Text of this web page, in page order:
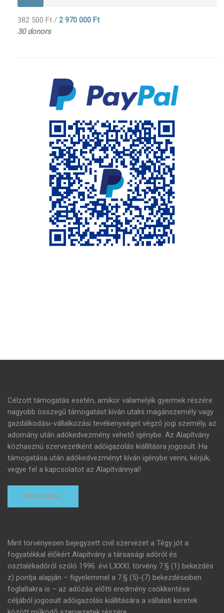
382 500 Ft / 2 970 000 Ft
30 donors
Célzott támogatás esetén, amikor valamelyik gyermek részére
nagyobb összegű támogatást kíván utalni magánszemély vagy
gazdálkodási-vállalkozási tevékenységet végző jogi személy, az
adomány után adókedvezmény vehető igénybe. Az Alapítvány
közhasznú szervezetként adóigazolás kiállításra jogosult. Ha
támogatása után adókedvezményt kíván igénybe venni, kérjük,
vegye fel a kapcsolatot az Alapítvánnyal!
BŐVEBBEN…
Mint törvényesen bejegyzett civil szervezet a Tégy jót a
fogyatékkal élőkért Alapítvány a társasági adóról és
osztalékadóról szóló 1996. évi LXXXI. törvény 7.§ (1) bekezdés
z) pontja alapján – figyelemmel a 7.§ (5)-(7) bekezdéseiben
foglaltakra is – az adózás előtti eredmény csökkentése
céljából jogosult adóigazolás kiállítására a vállalati keretek